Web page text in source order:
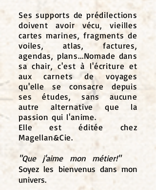
Ses supports de prédilections
doivent avoir vécu, vieilles
cartes marines, fragments de
voiles, atlas, factures,
agendas, plans...Nomade dans
sa chair, c'est à l'écriture et
aux carnets de voyages
qu'elle se consacre depuis
ses études, sans aucune
autre alternative que la
passion qui l'anime.
Elle est éditée chez
Magellan&Cie.
​"Que j'aime mon métier!"
Soyez les bienvenus dans mon
univers.